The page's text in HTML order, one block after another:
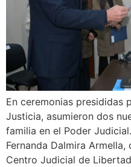
En ceremonias presididas
Justicia, asumieron dos
familia en el Poder
Fernanda Dalmira
Centro Judicial de